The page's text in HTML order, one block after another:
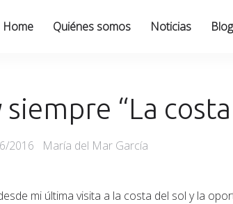
Home Quiénes somos Noticias Blog
“La
2016 María del Mar García
mi última visita a la costa del sol y la